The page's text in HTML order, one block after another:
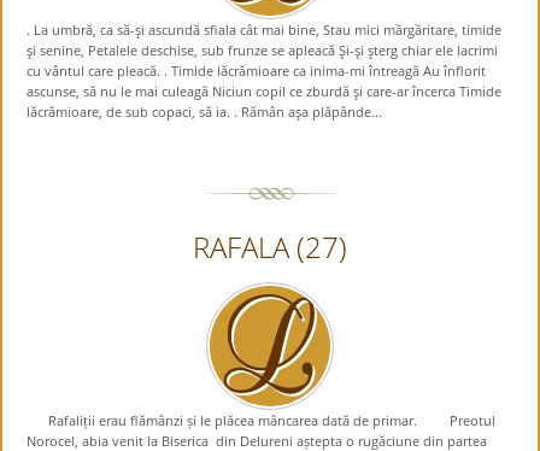
. La umbră, ca să-şi ascundă sfiala cât mai bine, Stau mici mărgăritare, timide
şi senine, Petalele deschise, sub frunze se apleacă Şi-şi şterg chiar ele lacrimi
cu vântul care pleacă. . Timide lăcrămioare ca inima-mi întreagă Au înflorit
ascunse, să nu le mai culeagă Niciun copil ce zburdă şi care-ar încerca Timide
lăcrămioare, de sub copaci, să ia. . Rămân aşa plăpânde...
RAFALA (27)
Rafaliții erau flămânzi și le plăcea mâncarea dată de primar. Preotul
Norocel, abia venit la Biserica din Delureni aștepta o rugăciune din partea